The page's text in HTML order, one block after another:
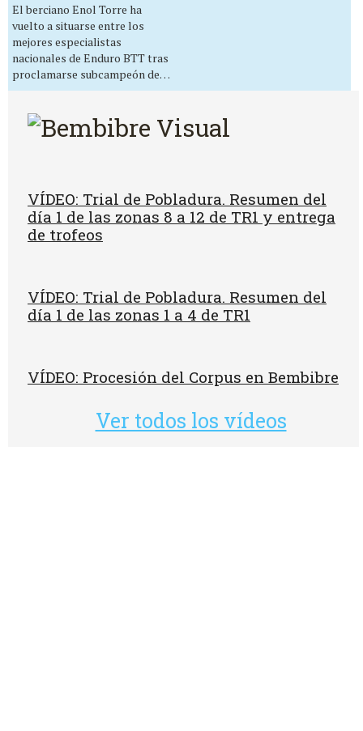
El berciano Enol Torre ha
vuelto a situarse entre los
mejores especialistas
nacionales de Enduro BTT tras
proclamarse subcampeón de…
VÍDEO: Trial de Pobladura. Resumen del
día 1 de las zonas 8 a 12 de TR1 y entrega
de trofeos
VÍDEO: Trial de Pobladura. Resumen del
día 1 de las zonas 1 a 4 de TR1
VÍDEO: Procesión del Corpus en Bembibre
Ver todos los vídeos